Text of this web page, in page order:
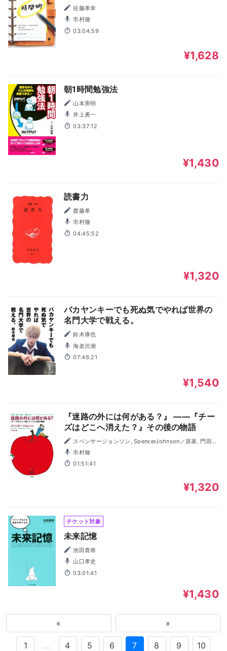
佐藤孝幸
市村徹
03:04:59
¥1,628
朝1時間勉強法
山本憲明
井上勇一
03:37:12
¥1,430
読書力
齋藤孝
市村徹
04:45:52
¥1,320
バカヤンキーでも死ぬ気でやれば世界の
名門大学で戦える。
鈴木琢也
海老沢潮
07:46:21
¥1,540
『迷路の外には何がある？』 ――『チー
ズはどこへ消えた？』その後の物語
鈴／訳
市村徹
01:51:41
¥1,320
チケット対象
未来記憶
池田貴将
山口孝史
03:01:41
¥1,430
« »
1 … 4 5 6 7 8 9 10